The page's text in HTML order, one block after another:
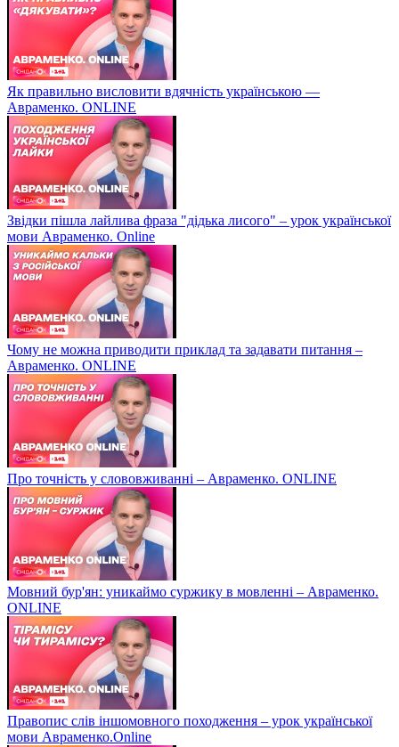
Як правильно висловити вдячність українською —
Авраменко. ONLINE
Звідки пішла лайлива фраза "дідька лисого" – урок української
мови Авраменко. Online
Чому не можна приводити приклад та задавати питання –
Авраменко. ONLINE
Про точність у слововживанні – Авраменко. ONLINE
Мовний бур'ян: уникаймо суржику в мовленні – Авраменко.
ONLINE
Правопис слів іншомовного походження – урок української
мови Авраменко.Online